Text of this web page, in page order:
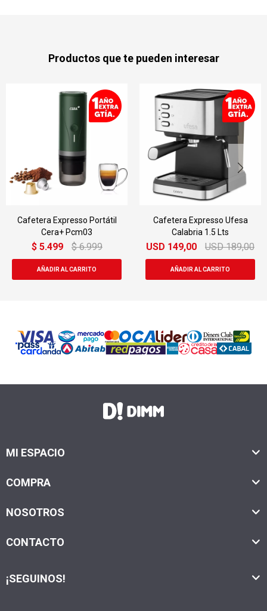
Productos que te pueden interesar
Cafetera Expresso Portátil
Cera+ Pcm03
$ 5.499 $ 6.999
Cafetera Expresso Ufesa
Calabria 1.5 Lts
USD 149,00 USD 189,00
MI ESPACIO
COMPRA
NOSOTROS
CONTACTO
¡SEGUINOS!